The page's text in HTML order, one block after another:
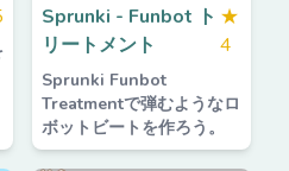
Sprunki - Funbot ト
リートメント
★
4
Sprunki Funbot
Treatmentで弾むようなロ
ボットビートを作ろう。